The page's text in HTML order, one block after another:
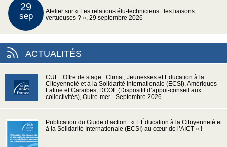
29
sep
Atelier sur « Les relations élu-techniciens : les liaisons
vertueuses ? », 29 septembre 2026
ACTUALITÉS
CUF : Offre de stage : Climat, Jeunesses et Education à la
Citoyenneté et à la Solidarité Internationale (ECSI), Amériques
Latine et Caraïbes, DCOL (Dispositif d’appui-conseil aux
collectivités), Outre-mer - Septembre 2026
Publication du Guide d’action : « L’Éducation à la Citoyenneté et
à la Solidarité Internationale (ECSI) au cœur de l’AICT » !